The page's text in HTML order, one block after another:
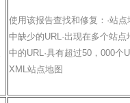
使用该报告查找和修复：·站点
中缺少的URL·出现在多个站点
中的URL·具有超过50，000个
XML站点地图